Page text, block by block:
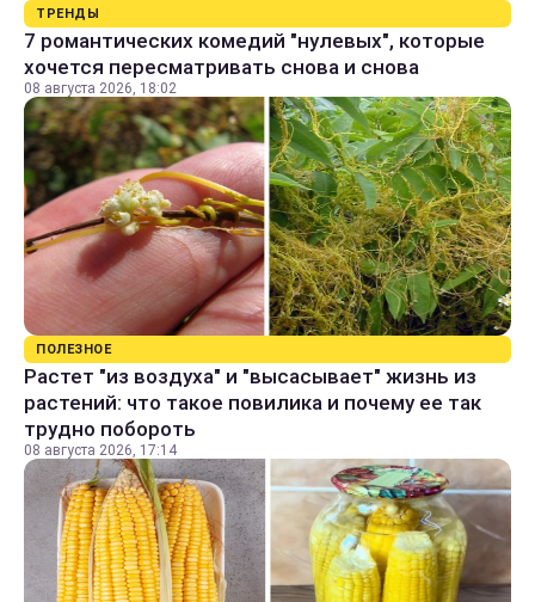
ТРЕНДЫ
7 романтических комедий "нулевых", которые
хочется пересматривать снова и снова
08 августа 2026, 18:02
ПОЛЕЗНОЕ
Растет "из воздуха" и "высасывает" жизнь из
растений: что такое повилика и почему ее так
трудно побороть
08 августа 2026, 17:14